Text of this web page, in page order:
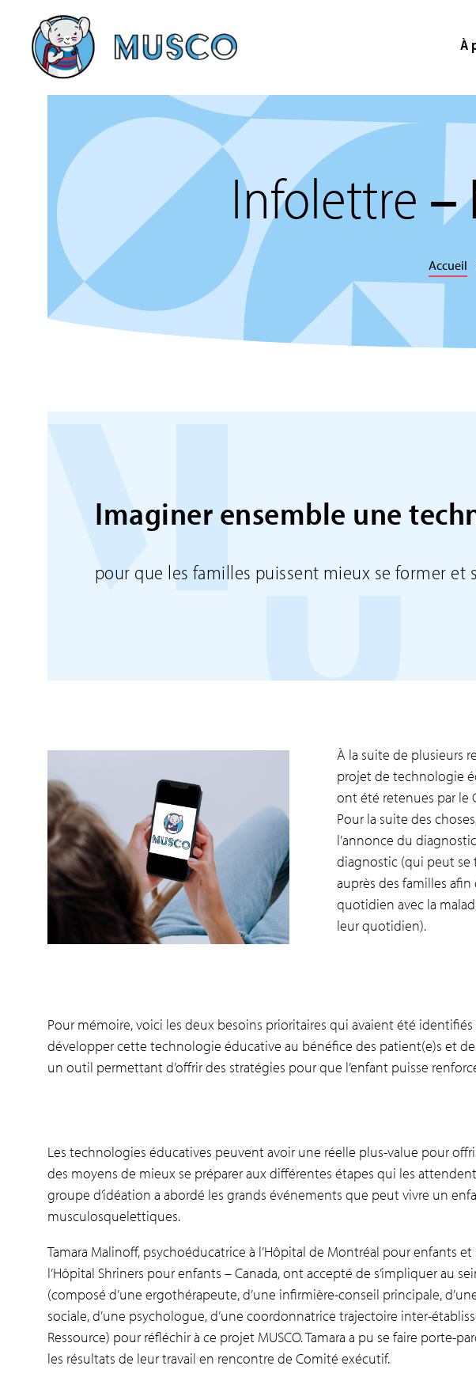
À
Infolettre –
Accueil
Imaginer ensemble une
pour que les familles puissent mieux se former et
À la suite de plusieurs
projet de technologie
ont été retenues par le
Pour la suite des
l’annonce du
diagnostic (qui peut se
auprès des familles
quotidien avec la
leur quotidien).
Pour mémoire, voici les deux besoins prioritaires qui avaient été
développer cette technologie éducative au bénéfice des patient(e)s et
un outil permettant d’offrir des stratégies pour que l’enfant puisse
Les technologies éducatives peuvent avoir une réelle plus-value pour
des moyens de mieux se préparer aux différentes étapes qui les
groupe d’idéation a abordé les grands événements que peut vivre un
musculosquelettiques.
Tamara Malinoff, psychoéducatrice à l’Hôpital de Montréal pour enfants
l’Hôpital Shriners pour enfants – Canada, ont accepté de s’impliquer au
(composé d’une ergothérapeute, d’une infirmière-conseil principale,
sociale, d’une psychologue, d’une coordonnatrice trajectoire inter-
Ressource) pour réfléchir à ce projet MUSCO. Tamara a pu se faire porte-
les résultats de leur travail en rencontre de Comité exécutif.